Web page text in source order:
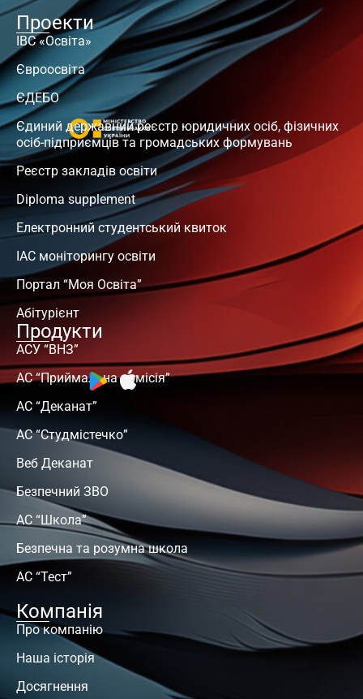
Проекти
ІВС «Освіта»
Євроосвіта
ЄДЕБО
Єдиний державний реєстр юридичних осіб, фізичних
осіб-підприємців та громадських формувань
Реєстр закладів освіти
Diploma supplement
Електронний студентський квиток
ІАС моніторингу освіти
Портал “Моя Освіта”
Абітурієнт
Продукти
АСУ “ВНЗ”
АС “Приймальна комісія”
АС “Деканат”
АС “Студмістечко”
Веб Деканат
Безпечний ЗВО
АС “Школа”
Безпечна та розумна школа
АС “Тест”
Компанія
Про компанію
Наша історія
Досягнення